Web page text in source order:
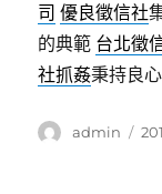
司 優良徵信社
的典範 台北徵
社抓姦秉持良
作
admin
發